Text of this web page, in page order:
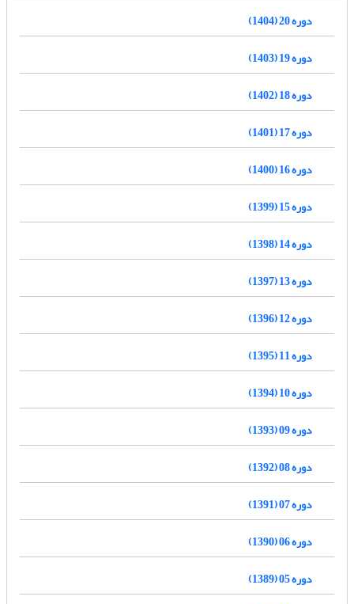
دوره 20 (1404)
دوره 19 (1403)
دوره 18 (1402)
دوره 17 (1401)
دوره 16 (1400)
دوره 15 (1399)
دوره 14 (1398)
دوره 13 (1397)
دوره 12 (1396)
دوره 11 (1395)
دوره 10 (1394)
دوره 09 (1393)
دوره 08 (1392)
دوره 07 (1391)
دوره 06 (1390)
دوره 05 (1389)